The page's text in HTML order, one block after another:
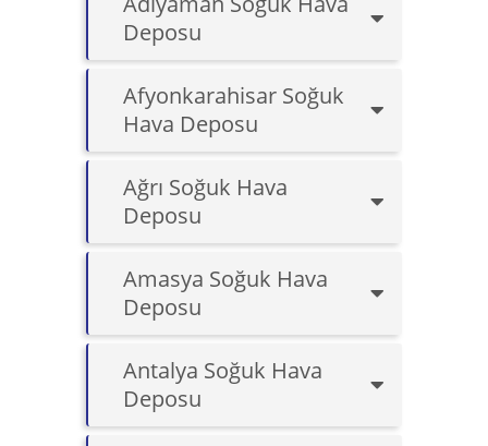
Deposu
Afyonkarahisar Soğuk
Hava Deposu
Ağrı Soğuk Hava
Deposu
Amasya Soğuk Hava
Deposu
Antalya Soğuk Hava
Deposu